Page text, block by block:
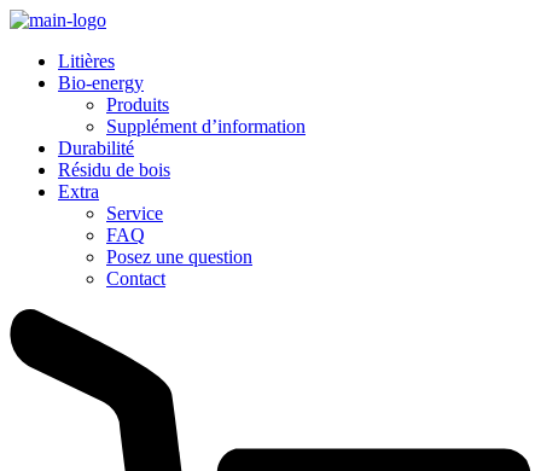
Litières
Bio-energy
Produits
Supplément d’information
Durabilité
Résidu de bois
Extra
Service
FAQ
Posez une question
Contact